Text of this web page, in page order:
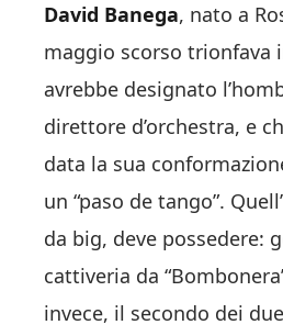
David Banega, nato a
maggio scorso trionfava
avrebbe designato
direttore d’orchestra, e
data la sua
un “paso de tango”.
da big, deve possedere:
cattiveria da
invece, il secondo dei